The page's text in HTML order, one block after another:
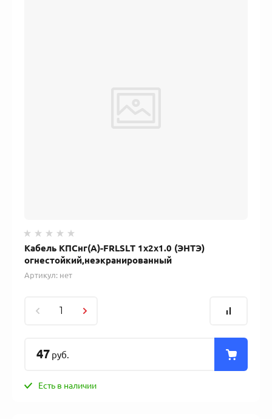
Кабель КПСнг(А)-FRLSLT 1x2x1.0 (ЭНТЭ)
огнестойкий,неэкранированный
Артикул: нет
47 руб.
Есть в наличии